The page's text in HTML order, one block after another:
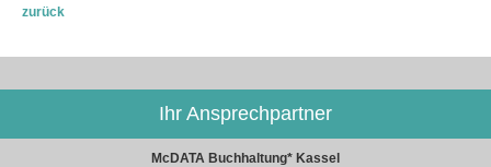
zurück
Ihr Ansprechpartner
McDATA Buchhaltung* Kassel